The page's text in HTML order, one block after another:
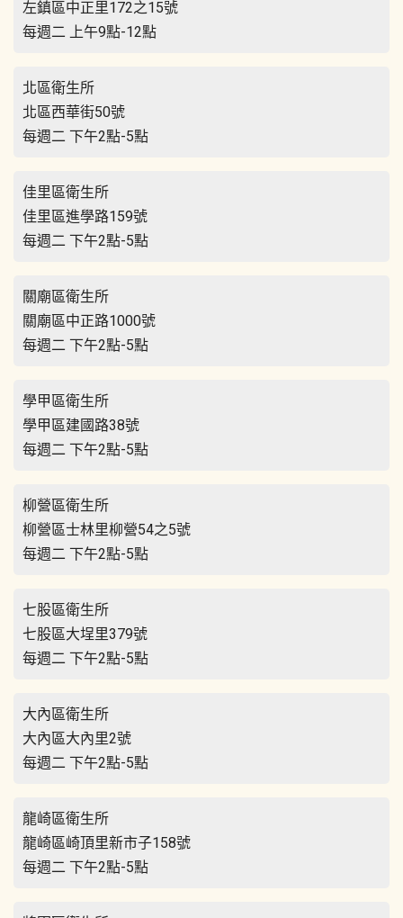
左鎮區中正里172之15號
每週二 上午9點-12點
北區衛生所
北區西華街50號
每週二 下午2點-5點
佳里區衛生所
佳里區進學路159號
每週二 下午2點-5點
關廟區衛生所
關廟區中正路1000號
每週二 下午2點-5點
學甲區衛生所
學甲區建國路38號
每週二 下午2點-5點
柳營區衛生所
柳營區士林里柳營54之5號
每週二 下午2點-5點
七股區衛生所
七股區大埕里379號
每週二 下午2點-5點
大內區衛生所
大內區大內里2號
每週二 下午2點-5點
龍崎區衛生所
龍崎區崎頂里新市子158號
每週二 下午2點-5點